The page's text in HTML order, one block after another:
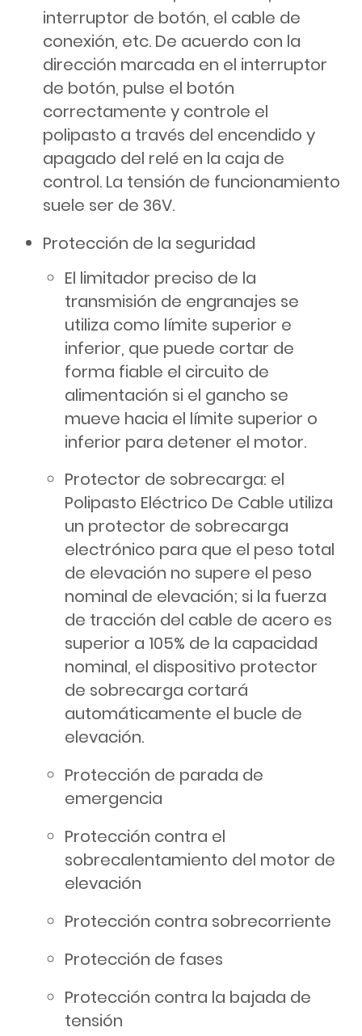
interruptor de botón, el cable de
conexión, etc. De acuerdo con la
dirección marcada en el interruptor
de botón, pulse el botón
correctamente y controle el
polipasto a través del encendido y
apagado del relé en la caja de
control. La tensión de funcionamiento
suele ser de 36V.
Protección de la seguridad
El limitador preciso de la
transmisión de engranajes se
utiliza como límite superior e
inferior, que puede cortar de
forma fiable el circuito de
alimentación si el gancho se
mueve hacia el límite superior o
inferior para detener el motor.
Protector de sobrecarga: el
Polipasto Eléctrico De Cable utiliza
un protector de sobrecarga
electrónico para que el peso total
de elevación no supere el peso
nominal de elevación; si la fuerza
de tracción del cable de acero es
superior a 105% de la capacidad
nominal, el dispositivo protector
de sobrecarga cortará
automáticamente el bucle de
elevación.
Protección de parada de
emergencia
Protección contra el
sobrecalentamiento del motor de
elevación
Protección contra sobrecorriente
Protección de fases
Protección contra la bajada de
tensión